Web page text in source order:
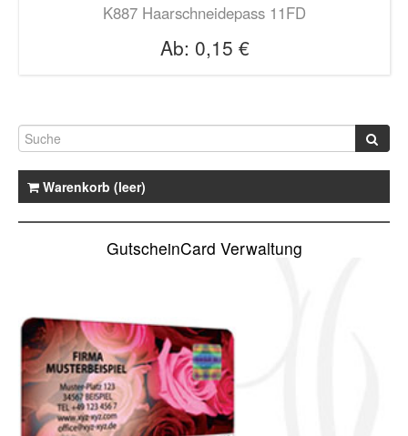
K887 Haarschneidepass 11FD
Ab: 0,15 €
Warenkorb (leer)
GutscheinCard Verwaltung